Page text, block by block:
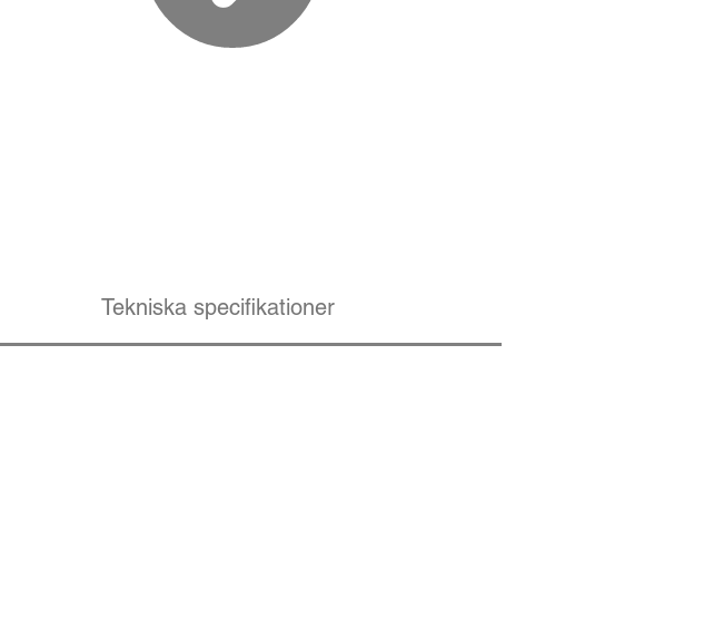
Tekniska specifikationer